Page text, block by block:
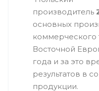
производитель
основных
коммерческого
Восточной
года и за это
результатов в
продукции.